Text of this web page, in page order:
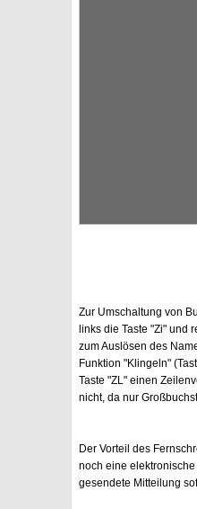
Zur Umschaltung von
links die Taste "Zi" und
zum Auslösen des
Funktion "Klingeln"
Taste "ZL" einen
nicht, da nur
Der Vorteil des
noch eine
gesendete Mitteilung